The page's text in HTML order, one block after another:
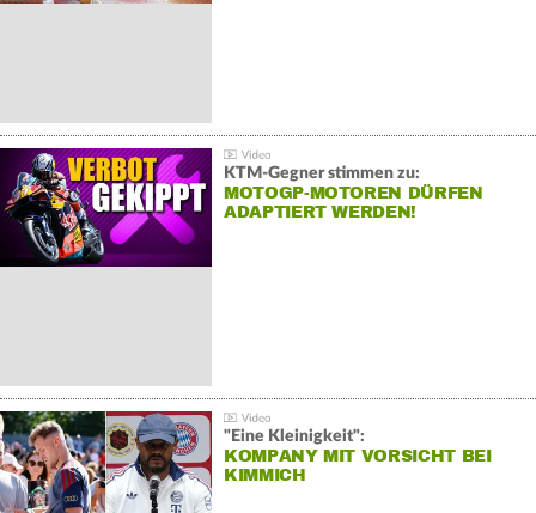
KTM-Gegner stimmen zu:
MOTOGP-MOTOREN DÜRFEN
ADAPTIERT WERDEN!
"Eine Kleinigkeit":
KOMPANY MIT VORSICHT BEI
KIMMICH